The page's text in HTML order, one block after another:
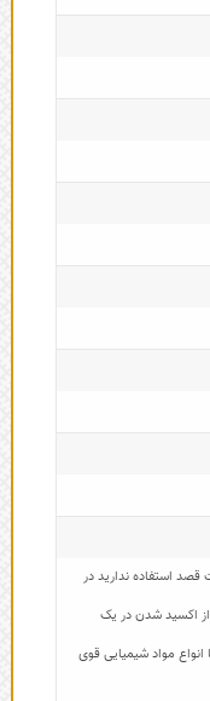
قصد استفاده ندارید در
از اکسید شدن در یک
انواع مواد شیمیایی قوی